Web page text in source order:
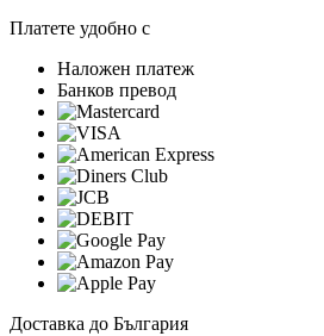
Платете удобно с
Наложен платеж
Банков превод
Доставка до България